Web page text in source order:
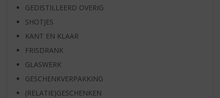
GEDISTILLEERD OVERIG
SHOTJES
KANT EN KLAAR
FRISDRANK
GLASWERK
GESCHENKVERPAKKING
(RELATIE)GESCHENKEN